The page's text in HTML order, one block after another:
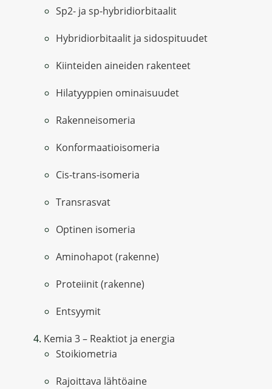
Sp2- ja sp-hybridiorbitaalit
Hybridiorbitaalit ja sidospituudet
Kiinteiden aineiden rakenteet
Hilatyyppien ominaisuudet
Rakenneisomeria
Konformaatioisomeria
Cis-trans-isomeria
Transrasvat
Optinen isomeria
Aminohapot (rakenne)
Proteiinit (rakenne)
Entsyymit
Kemia 3 – Reaktiot ja energia
Stoikiometria
Rajoittava lähtöaine